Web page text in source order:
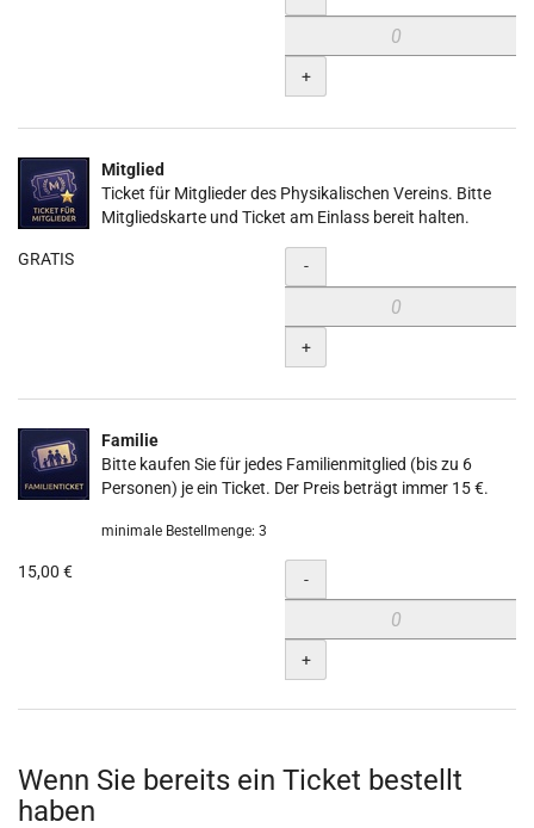
+
Mitglied
Ticket für Mitglieder des Physikalischen Vereins. Bitte
Mitgliedskarte und Ticket am Einlass bereit halten.
GRATIS Menge
-
+
Familie
Bitte kaufen Sie für jedes Familienmitglied (bis zu 6
Personen) je ein Ticket. Der Preis beträgt immer 15 €.
minimale Bestellmenge: 3
15,00 € Menge
-
+
Wenn Sie bereits ein Ticket bestellt
haben